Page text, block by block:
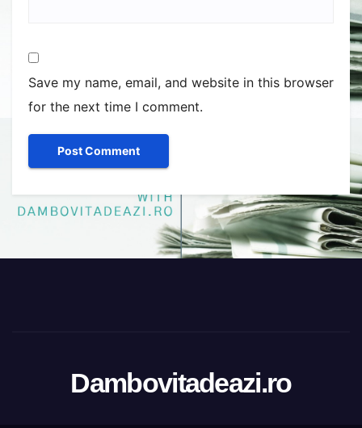
Save my name, email, and website in this browser
for the next time I comment.
Dambovitadeazi.ro